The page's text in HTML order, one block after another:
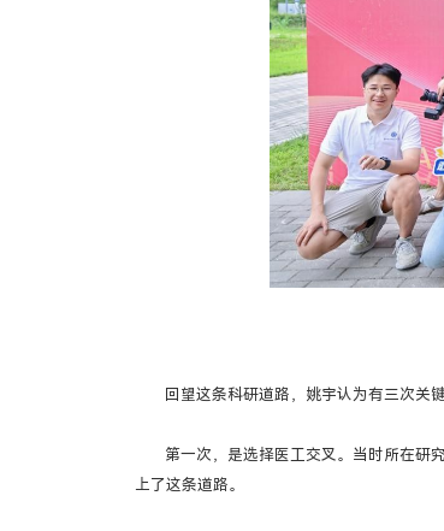
回望这条科研道路，姚宇认为有三次关
第一次，是选择医工交叉。当时所在研
上了这条道路。